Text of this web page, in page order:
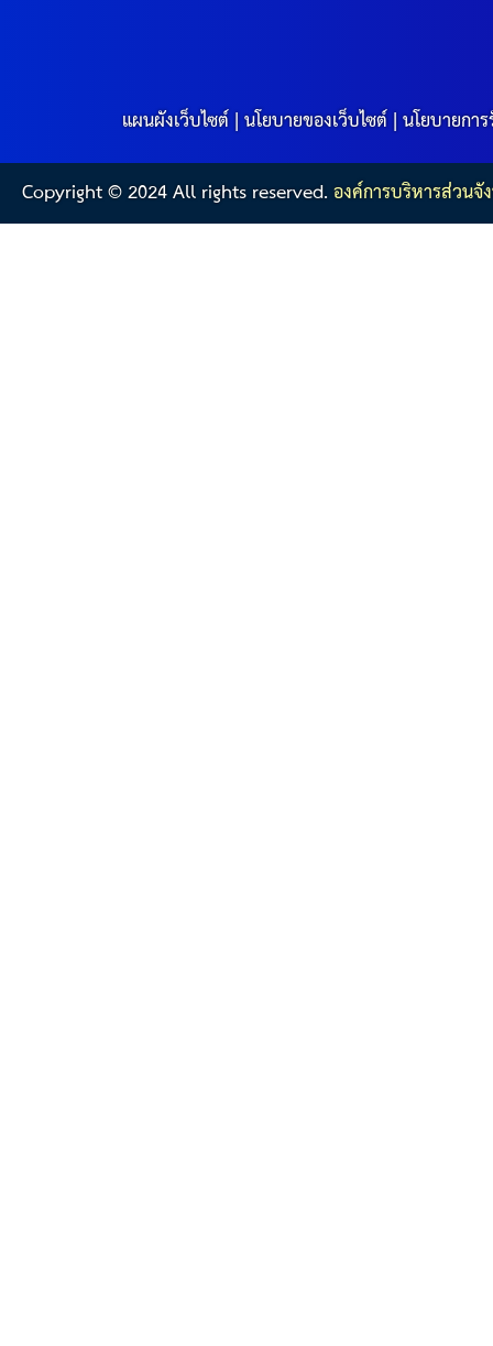
แผนผังเว็บไซต์|นโยบายของเว็บไซต์|นโยบายกา
Copyright © 2024 All rights reserved.องค์การบริหารส่วน